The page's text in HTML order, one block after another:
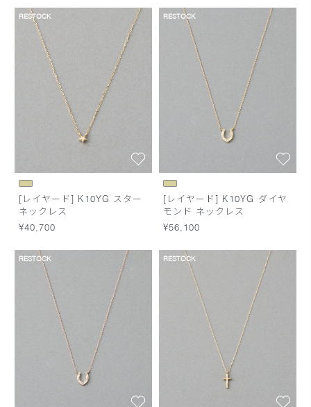
RESTOCK
[レイヤード] K10YG スター
ネックレス
¥40,700
RESTOCK
[レイヤード] K10YG ダイヤ
モンド ネックレス
¥56,100
RESTOCK RESTOCK